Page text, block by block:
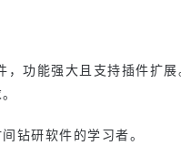
，功能强大且支持插件扩
钻研软件的学习者。